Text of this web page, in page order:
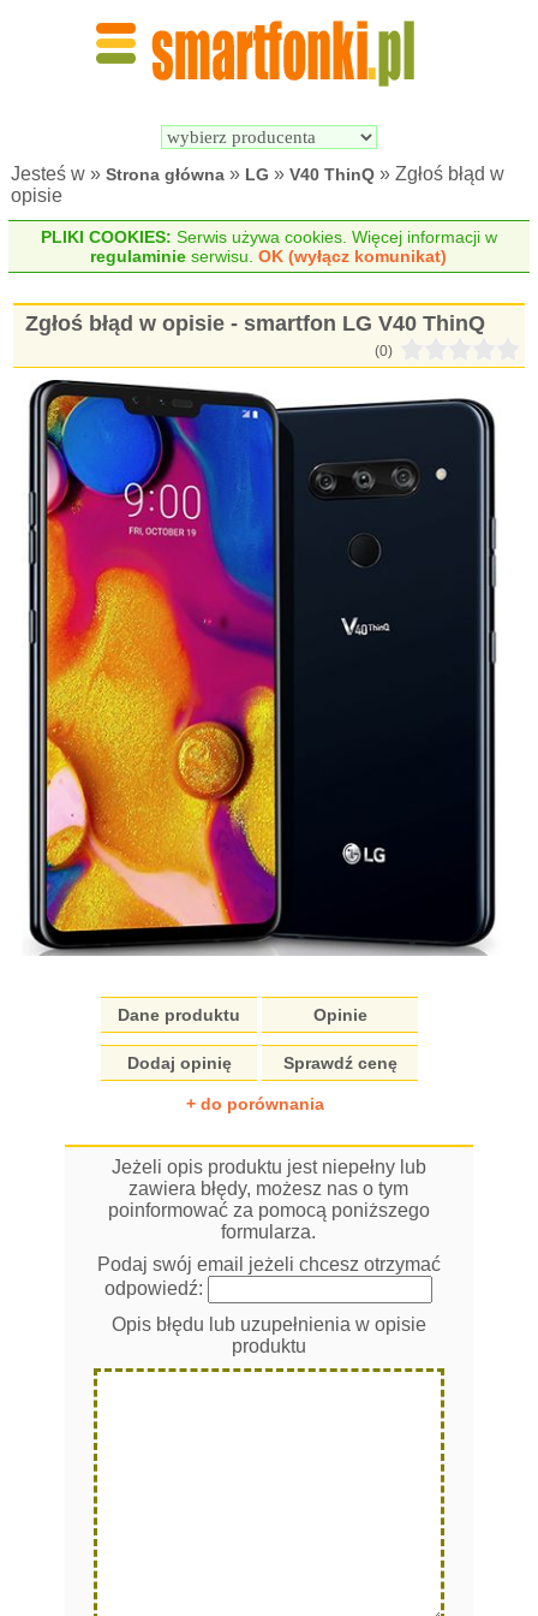
Jesteś w »Strona główna » LG »V40 ThinQ » Zgłoś błąd w
opisie
PLIKI COOKIES: Serwis używa cookies. Więcej informacji w
regulaminie serwisu.OK (wyłącz komunikat)
Zgłoś błąd w opisie - smartfon LG V40 ThinQ
(0)
Dane produktu Opinie
Dodaj opinię Sprawdź cenę
+ do porównania
Jeżeli opis produktu jest niepełny lub
zawiera błędy, możesz nas o tym
poinformować za pomocą poniższego
formularza.
Podaj swój email jeżeli chcesz otrzymać
odpowiedź:
Opis błędu lub uzupełnienia w opisie
produktu